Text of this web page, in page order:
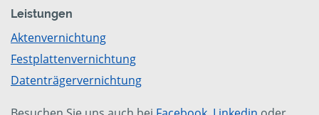
Leistungen
Aktenvernichtung
Festplattenvernichtung
Datenträgervernichtung